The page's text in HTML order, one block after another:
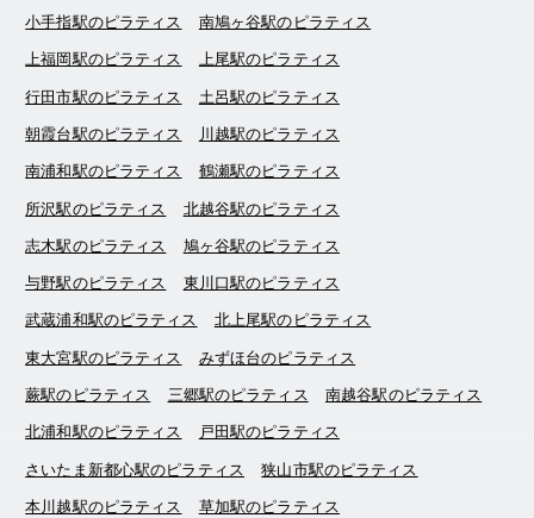
小手指駅のピラティス 南鳩ヶ谷駅のピラティス
上福岡駅のピラティス 上尾駅のピラティス
行田市駅のピラティス 土呂駅のピラティス
朝霞台駅のピラティス 川越駅のピラティス
南浦和駅のピラティス 鶴瀬駅のピラティス
所沢駅のピラティス 北越谷駅のピラティス
志木駅のピラティス 鳩ヶ谷駅のピラティス
与野駅のピラティス 東川口駅のピラティス
武蔵浦和駅のピラティス 北上尾駅のピラティス
東大宮駅のピラティス みずほ台のピラティス
蕨駅のピラティス 三郷駅のピラティス 南越谷駅のピラティス
北浦和駅のピラティス 戸田駅のピラティス
さいたま新都心駅のピラティス 狭山市駅のピラティス
本川越駅のピラティス 草加駅のピラティス